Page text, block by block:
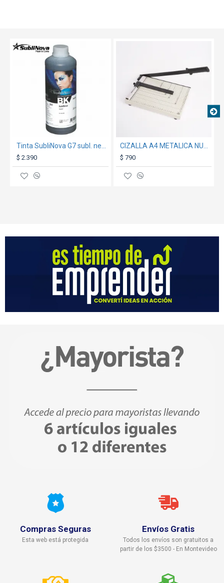
TEXTTRANSPARENTE
$ 2.390 $ 790
Compras Seguras
Esta web está protegida
Envíos Gratis
Todos los envíos son gratuitos a
partir de los $3500 - En Montevideo